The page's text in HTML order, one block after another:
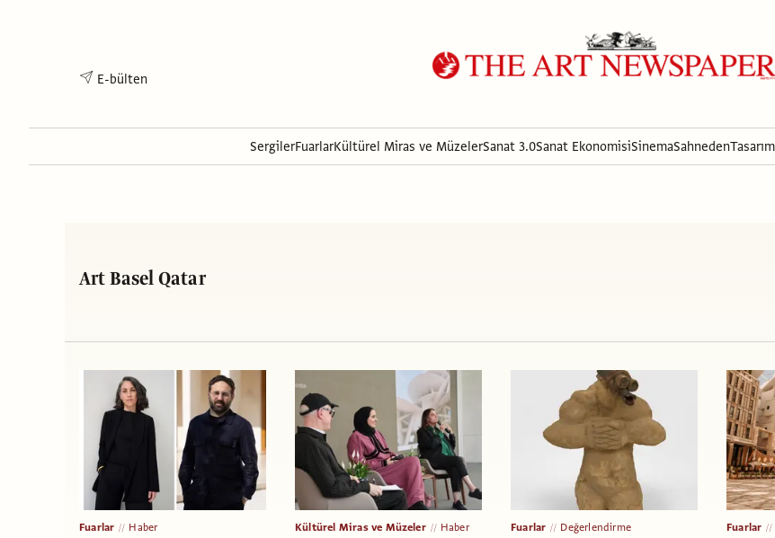
E-bülten
SergilerFuarlarKültürel Miras ve MüzelerSanat 3.0Sanat EkonomisiSinemaSahnedenTasarım
Art Basel Qatar
Fuarlar Haber Kültürel Miras ve Müzeler Haber Fuarlar Değerlendirme Fuarlar